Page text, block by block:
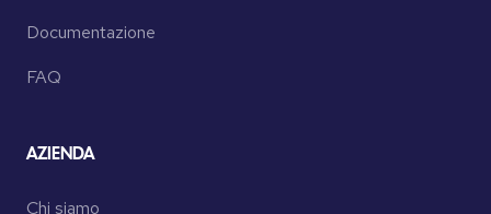
Documentazione
FAQ
AZIENDA
Chi siamo